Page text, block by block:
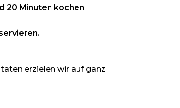
20 Minuten kochen
erzielen wir auf ganz